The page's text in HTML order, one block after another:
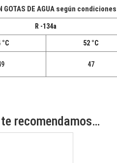
GOTAS DE AGUA según
R -134a
°C 52 °C
47
recomendamos…